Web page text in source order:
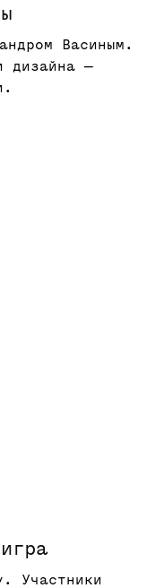
Васиным.
дизайна —
Участники